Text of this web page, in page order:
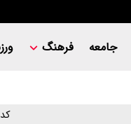
جامعه فرهنگ